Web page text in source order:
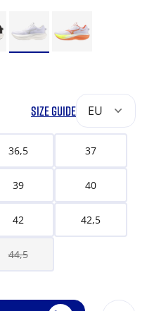
SIZE GUIDE EU
36,5 37
39 40
42 42,5
44,5